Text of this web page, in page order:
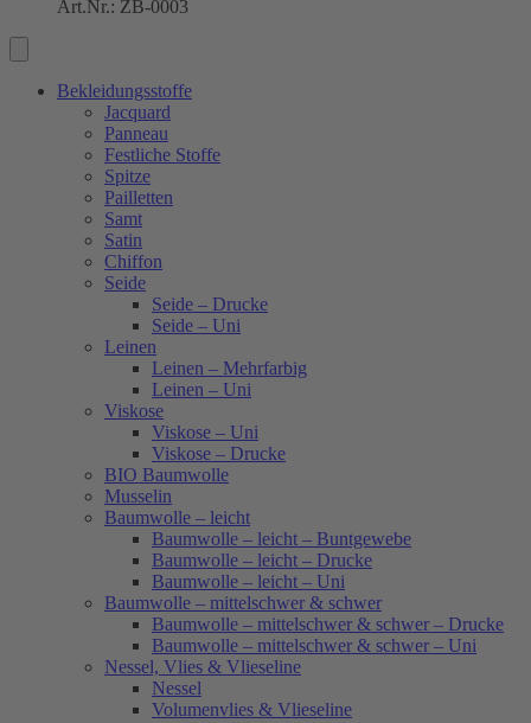
Art.Nr.: ZB-0003
Bekleidungsstoffe
Jacquard
Panneau
Festliche Stoffe
Spitze
Pailletten
Samt
Satin
Chiffon
Seide
Seide – Drucke
Seide – Uni
Leinen
Leinen – Mehrfarbig
Leinen – Uni
Viskose
Viskose – Uni
Viskose – Drucke
BIO Baumwolle
Musselin
Baumwolle – leicht
Baumwolle – leicht – Buntgewebe
Baumwolle – leicht – Drucke
Baumwolle – leicht – Uni
Baumwolle – mittelschwer & schwer
Baumwolle – mittelschwer & schwer – Drucke
Baumwolle – mittelschwer & schwer – Uni
Nessel, Vlies & Vlieseline
Nessel
Volumenvlies & Vlieseline